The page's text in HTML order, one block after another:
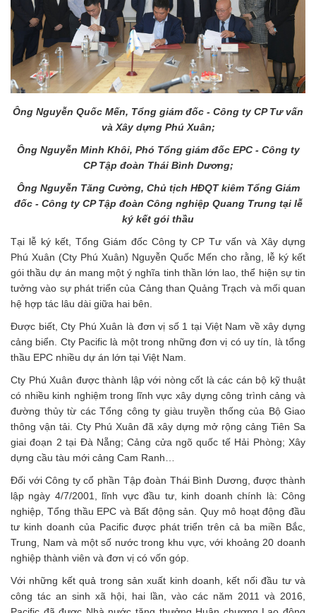
Ông Nguyễn Quốc Mến, Tổng giám đốc - Công ty CP Tư vấn
và Xây dựng Phú Xuân;
Ông Nguyễn Minh Khôi, Phó Tổng giám đốc EPC - Công ty
CP Tập đoàn Thái Bình Dương;
Ông Nguyễn Tăng Cường, Chủ tịch HĐQT kiêm Tổng Giám
đốc - Công ty CP Tập đoàn Công nghiệp Quang Trung tại lễ
ký kết gói thầu
Tại lễ ký kết, Tổng Giám đốc Công ty CP Tư vấn và Xây dựng
Phú Xuân (Cty Phú Xuân) Nguyễn Quốc Mến cho rằng, lễ ký kết
gói thầu dự án mang một ý nghĩa tinh thần lớn lao, thể hiện sự tin
tưởng vào sự phát triển của Cảng than Quảng Trạch và mối quan
hệ hợp tác lâu dài giữa hai bên.
Được biết, Cty Phú Xuân là đơn vị số 1 tại Việt Nam về xây dựng
cảng biển. Cty Pacific là một trong những đơn vị có uy tín, là tổng
thầu EPC nhiều dự án lớn tại Việt Nam.
Cty Phú Xuân được thành lập với nòng cốt là các cán bộ kỹ thuật
có nhiều kinh nghiệm trong lĩnh vực xây dựng công trình cảng và
đường thủy từ các Tổng công ty giàu truyền thống của Bộ Giao
thông vận tải. Cty Phú Xuân đã xây dựng mở rộng cảng Tiên Sa
giai đoạn 2 tại Đà Nẵng; Cảng cửa ngõ quốc tế Hải Phòng; Xây
dựng cầu tàu mới cảng Cam Ranh…
Đối với Công ty cổ phần Tập đoàn Thái Bình Dương, được thành
lập ngày 4/7/2001, lĩnh vực đầu tư, kinh doanh chính là: Công
nghiệp, Tổng thầu EPC và Bất động sản. Quy mô hoạt động đầu
tư kinh doanh của Pacific được phát triển trên cả ba miền Bắc,
Trung, Nam và một số nước trong khu vực, với khoảng 20 doanh
nghiệp thành viên và đơn vị có vốn góp.
Với những kết quả trong sản xuất kinh doanh, kết nối đầu tư và
công tác an sinh xã hội, hai lần, vào các năm 2011 và 2016,